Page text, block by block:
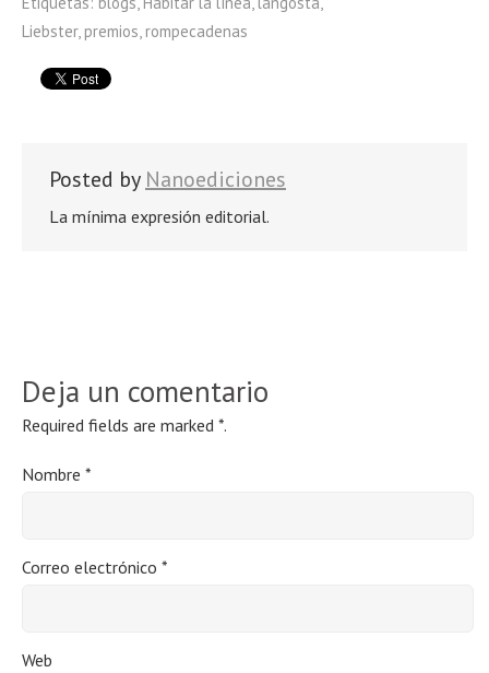
Liebster, premios, rompecadenas
Posted by Nanoediciones
La mínima expresión editorial.
Deja un comentario
Required fields are marked *.
Nombre *
Correo electrónico *
Web